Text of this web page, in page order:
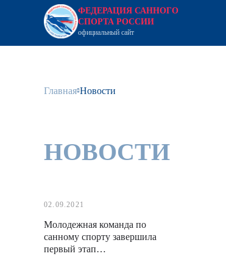
ФЕДЕРАЦИЯ САННОГО
СПОРТА РОССИИ
официальный сайт
Главная Новости
НОВОСТИ
02.09.2021
Молодежная команда по
санному спорту завершила
первый этап